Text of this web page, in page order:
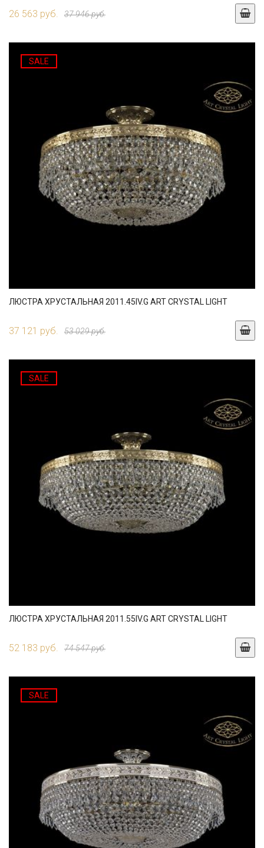
26 563 руб. 37 946 руб.
SALE
ЛЮСТРА ХРУСТАЛЬНАЯ 2011.45IV.G ART CRYSTAL LIGHT
37 121 руб. 53 029 руб.
SALE
ЛЮСТРА ХРУСТАЛЬНАЯ 2011.55IV.G ART CRYSTAL LIGHT
52 183 руб. 74 547 руб.
SALE